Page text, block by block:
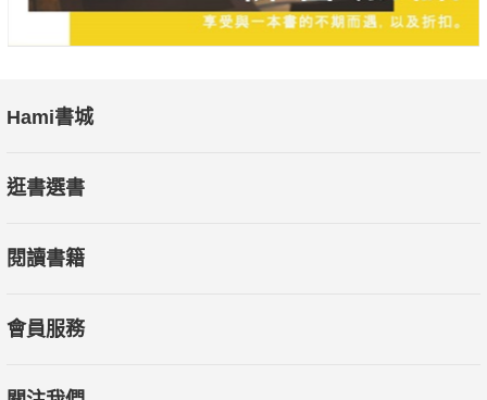
Hami書城
逛書選書
閱讀書籍
會員服務